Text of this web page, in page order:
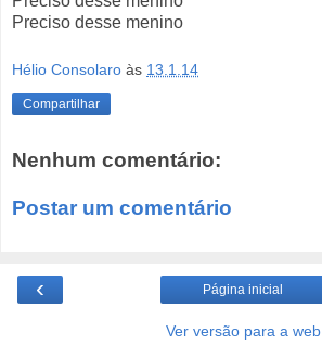
Preciso desse menino
Hélio Consolaro às 13.1.14
Compartilhar
Nenhum comentário:
Postar um comentário
‹ Página inicial
Ver versão para a web